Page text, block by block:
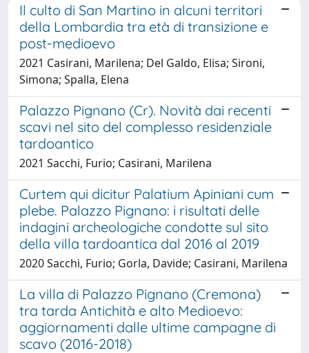
Il culto di San Martino in alcuni territori
della Lombardia tra età di transizione e
post-medioevo
2021 Casirani, Marilena; Del Galdo, Elisa; Sironi,
Simona; Spalla, Elena
Palazzo Pignano (Cr). Novità dai recenti
scavi nel sito del complesso residenziale
tardoantico
2021 Sacchi, Furio; Casirani, Marilena
Curtem qui dicitur Palatium Apiniani cum
plebe. Palazzo Pignano: i risultati delle
indagini archeologiche condotte sul sito
della villa tardoantica dal 2016 al 2019
2020 Sacchi, Furio; Gorla, Davide; Casirani, Marilena
La villa di Palazzo Pignano (Cremona)
tra tarda Antichità e alto Medioevo:
aggiornamenti dalle ultime campagne di
scavo (2016-2018)